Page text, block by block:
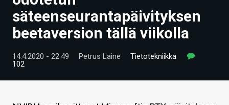
ARTIKKELIT
VIDEOT
TECHBBS
säteenseurantapäivityksen
beetaversion tällä viikolla
14.4.2020 - 22:49 Petrus Laine
Tietotekniikka
102